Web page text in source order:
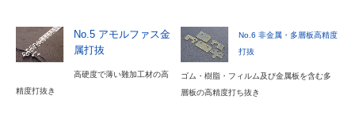
沿革
アクセス
No.5 アモルファス金
属打抜
高硬度で薄い難加工材の高
精度打抜き
No.6 非金属・多層板高精度
打抜
ゴム・樹脂・フィルム及び金属板を含む多
層板の高精度打ち抜き